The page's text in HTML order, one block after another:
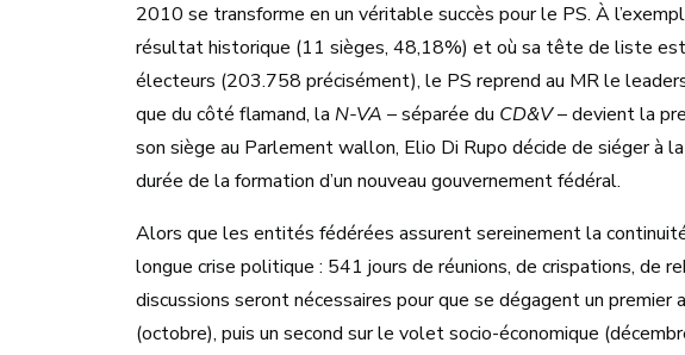
2010 se transforme en un véritable succès pour le PS. À
résultat historique (11 sièges, 48,18%) et où sa tête de liste
électeurs (203.758 précisément), le PS reprend au MR le
que du côté flamand, la N-VA – séparée du CD&V– devient la
son siège au Parlement wallon, Elio Di Rupo décide de siéger à
durée de la formation d’un nouveau gouvernement fédéral.
Alors que les entités fédérées assurent sereinement la
longue crise politique : 541 jours de réunions, de crispations, de
discussions seront nécessaires pour que se dégagent un
(octobre), puis un second sur le volet socio-économique